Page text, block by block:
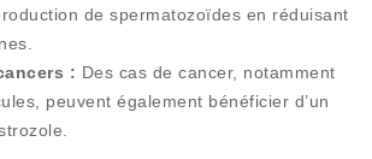
de spermatozoïdes en réduisant
: Des cas de cancer, notamment
peuvent également bénéficier d’un